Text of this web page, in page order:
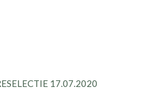
17.07.2020